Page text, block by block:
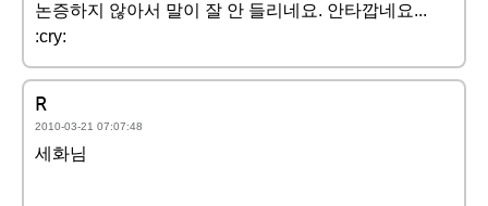
논증하지 않아서 말이 잘 안 들리네요. 안타깝네요...
:cry:
R
2010-03-21 07:07:48
세화님